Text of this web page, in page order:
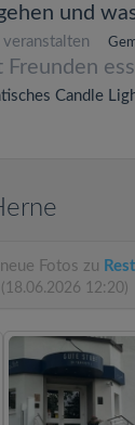
und
veranstalten
Freunden
Candle
neue Fotos zu
(18.06.2026 12:20)